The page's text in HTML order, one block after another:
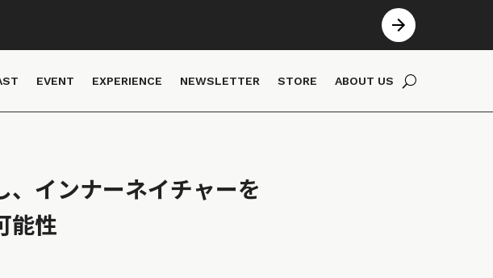
EVENT EXPERIENCE NEWSLETTER STORE ABOUT US
、インナーネイチャーを
能性